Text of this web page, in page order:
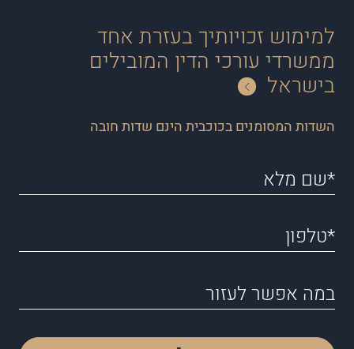
למימוש זכויותיך בעזרת אחד
ממשרדי עורכי הדין המובילים
בישראל
השדות המסומנים בכוכבית הינם שדות חובה